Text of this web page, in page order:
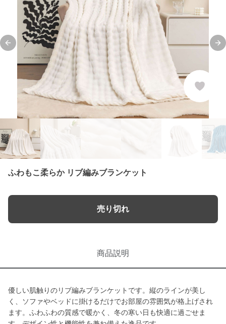
Previous slide
ふわもこ柔らか リブ編みブランケット
売り切れ
商品説明
優しい肌触りのリブ編みブランケットです。縦のラインが美し
く、ソファやベッドに掛けるだけでお部屋の雰囲気が格上げされ
ます。ふわふわの質感で暖かく、冬の寒い日も快適に過ごせま